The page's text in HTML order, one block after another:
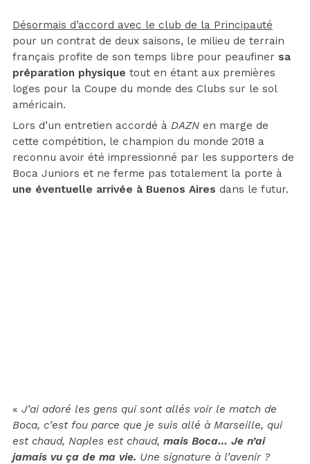
Désormais d’accord avec le club de la Principauté
pour un contrat de deux saisons, le milieu de terrain
français profite de son temps libre pour peaufiner sa
préparation physique tout en étant aux premières
loges pour la Coupe du monde des Clubs sur le sol
américain.
Lors d’un entretien accordé à DAZN en marge de
cette compétition, le champion du monde 2018 a
reconnu avoir été impressionné par les supporters de
Boca Juniors et ne ferme pas totalement la porte à
une éventuelle arrivée à Buenos Aires dans le futur.
« J’ai adoré les gens qui sont allés voir le match de
Boca, c’est fou parce que je suis allé à Marseille, qui
est chaud, Naples est chaud, mais Boca… Je n’ai
jamais vu ça de ma vie. Une signature à l’avenir ?